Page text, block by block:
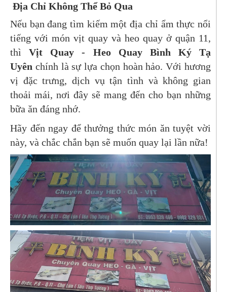
Địa Chỉ Không Thể Bỏ Qua
Nếu bạn đang tìm kiếm một địa chỉ ẩm thực nổi
tiếng với món vịt quay và heo quay ở quận 11,
thìVịt Quay - Heo Quay Bình Ký Tạ
Uyên chính là sự lựa chọn hoàn hảo. Với hương
vị đặc trưng, dịch vụ tận tình và không gian
thoải mái, nơi đây sẽ mang đến cho bạn những
bữa ăn đáng nhớ.
Hãy đến ngay để thưởng thức món ăn tuyệt vời
này, và chắc chắn bạn sẽ muốn quay lại lần nữa!